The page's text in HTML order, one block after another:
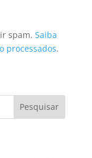
spam. Saiba
processados.
Pesquisar